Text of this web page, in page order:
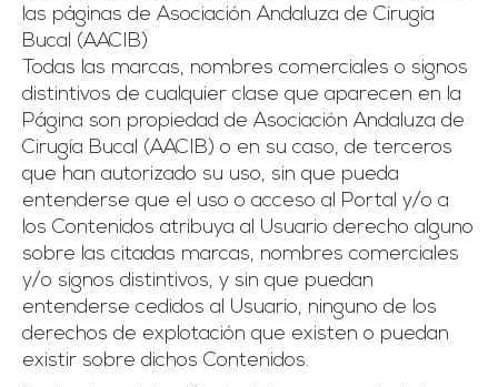
las páginas de Asociación Andaluza de Cirugía
Bucal (AACIB)
Todas las marcas, nombres comerciales o signos
distintivos de cualquier clase que aparecen en la
Página son propiedad de Asociación Andaluza de
Cirugía Bucal (AACIB) o en su caso, de terceros
que han autorizado su uso, sin que pueda
entenderse que el uso o acceso al Portal y/o a
los Contenidos atribuya al Usuario derecho alguno
sobre las citadas marcas, nombres comerciales
y/o signos distintivos, y sin que puedan
entenderse cedidos al Usuario, ninguno de los
derechos de explotación que existen o puedan
existir sobre dichos Contenidos.